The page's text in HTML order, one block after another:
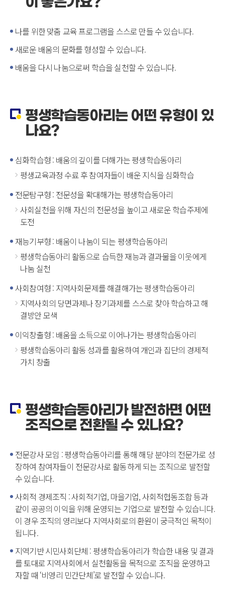
나를 위한 맞춤 교육 프로그램을 스스로 만들 수 있습니다.
새로운 배움의 문화를 형성할 수 있습니다.
배움을 다시 나눔으로써 학습을 실천할 수 있습니다.
평생학습동아리는 어떤 유형이 있
나요?
심화학습형 : 배움의 깊이를 더해가는 평생학습동아리
평생교육과정 수료 후 참여자들이 배운 지식을 심화학습
전문탐구형 : 전문성을 확대해가는 평생학습동아리
사회실천을 위해 자신의 전문성을 높이고 새로운 학습주제에
도전
재능기부형 : 배움이 나눔이 되는 평생학습동아리
평생학습동아리 활동으로 습득한 재능과 결과물을 이웃에게
나눔 실천
사회참여형 : 지역사회문제를 해결해가는 평생학습동아리
지역사회의 당면과제나 장기과제를 스스로 찾아 학습하고 해
결방안 모색
이익창출형 : 배움을 소득으로 이어나가는 평생학습동아리
평생학습동아리 활동 성과를 활용하여 개인과 집단의 경제적
가치 창출
평생학습동아리가 발전하면 어떤
조직으로 전환될 수 있나요?
전문강사 모임 : 평생학습동아리를 통해 해당 분야의 전문가로 성
장하여 참여자들이 전문강사로 활동하게 되는 조직으로 발전할
수 있습니다.
사회적 경제조직 : 사회적기업, 마을기업, 사회적협동조합 등과
같이 공공의 이익을 위해 운영되는 기업으로 발전할 수 있습니다.
이 경우 조직의 영리보다 지역사회로의 환원이 궁극적인 목적이
됩니다.
지역기반 시민사회단체 : 평생학습동아리가 학습한 내용 및 결과
를 토대로 지역사회에서 실천활동을 목적으로 조직을 운영하고
자할 때 ‘비영리 민간단체’로 발전할 수 있습니다.